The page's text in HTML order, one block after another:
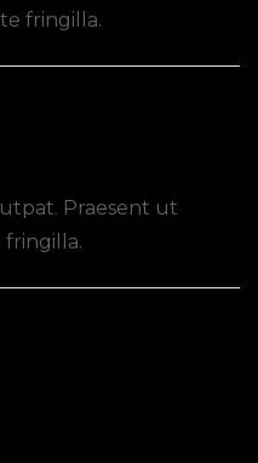
fringilla.
Praesent ut